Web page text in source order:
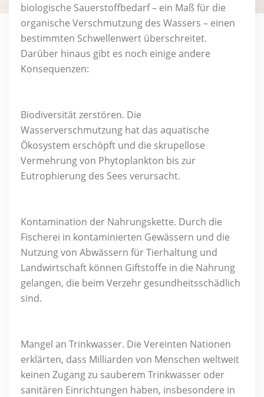
biologische Sauerstoffbedarf – ein Maß für die
organische Verschmutzung des Wassers – einen
bestimmten Schwellenwert überschreitet.
Darüber hinaus gibt es noch einige andere
Konsequenzen:
Biodiversität zerstören. Die
Wasserverschmutzung hat das aquatische
Ökosystem erschöpft und die skrupellose
Vermehrung von Phytoplankton bis zur
Eutrophierung des Sees verursacht.
Kontamination der Nahrungskette. Durch die
Fischerei in kontaminierten Gewässern und die
Nutzung von Abwässern für Tierhaltung und
Landwirtschaft können Giftstoffe in die Nahrung
gelangen, die beim Verzehr gesundheitsschädlich
sind.
Mangel an Trinkwasser. Die Vereinten Nationen
erklärten, dass Milliarden von Menschen weltweit
keinen Zugang zu sauberem Trinkwasser oder
sanitären Einrichtungen haben, insbesondere in